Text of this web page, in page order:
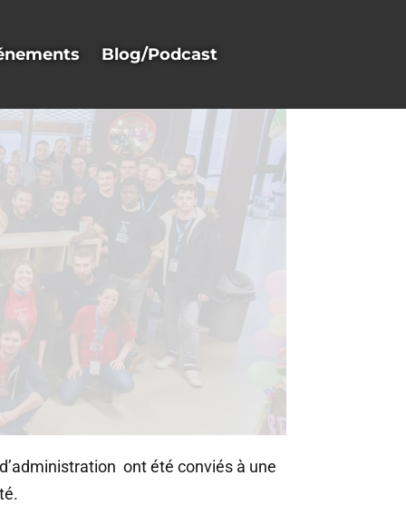
Blog/Podcast
ont été conviés à une